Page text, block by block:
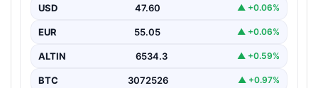
Güvenlik alanındaki önemli gelişmelerden biri olarak,
yasa…
USD 47.60 ▲ +0.06%
EUR 55.05 ▲ +0.06%
ALTIN 6534.3 ▲ +0.59%
BTC 3072526 ▲ +0.97%